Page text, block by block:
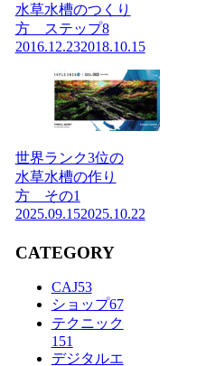
水草水槽のつくり
方 ステップ8
2016.12.232018.10.15
世界ランク3位の
水草水槽の作り
方 その1
2025.09.152025.10.22
CATEGORY
CAJ53
ショップ67
テクニック
151
デジタルエ